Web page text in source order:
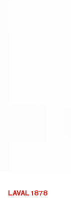
LAVAL 1878